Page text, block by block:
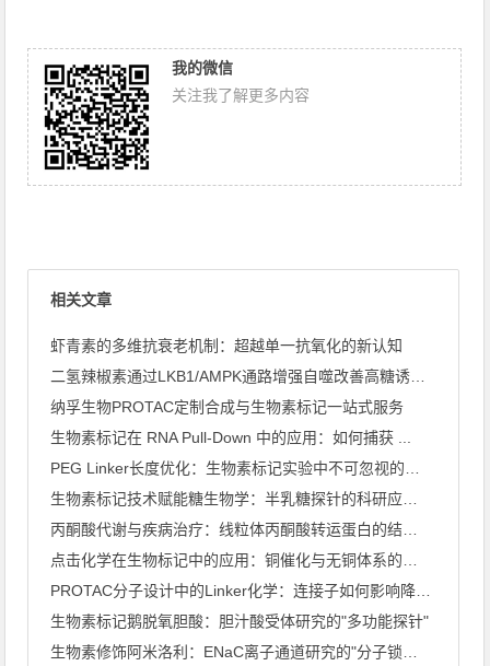
我的微信
关注我了解更多内容
相关文章
虾青素的多维抗衰老机制：超越单一抗氧化的新认知
纳孚生物PROTAC定制合成与生物素标记一站式服务
生物素标记在 RNA Pull-Down 中的应用：如何捕获 ...
生物素标记鹅脱氧胆酸：胆汁酸受体研究的"多功能探针"